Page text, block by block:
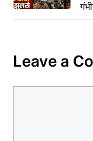
Leave a